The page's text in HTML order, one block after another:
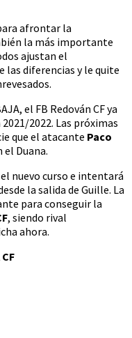
afrontar la
la más importante
ajustan el
las diferencias y le quite
el FB Redován CF ya
2022. Las próximas
que el atacante Paco
Duana.
nuevo curso e intentará
la salida de Guille. La
para conseguir la
, siendo rival
ahora.